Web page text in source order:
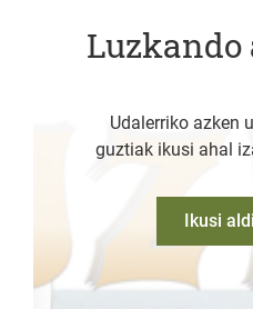
Udalerriko azken
guztiak ikusi ahal
Ikusi